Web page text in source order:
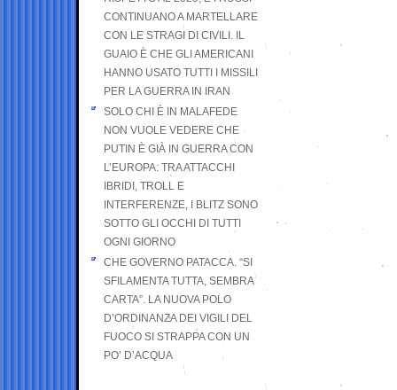
CONTINUANO A MARTELLARE
CON LE STRAGI DI CIVILI. IL
GUAIO È CHE GLI AMERICANI
HANNO USATO TUTTI I MISSILI
PER LA GUERRA IN IRAN
SOLO CHI È IN MALAFEDE
NON VUOLE VEDERE CHE
PUTIN È GIÀ IN GUERRA CON
L’EUROPA: TRA ATTACCHI
IBRIDI, TROLL E
INTERFERENZE, I BLITZ SONO
SOTTO GLI OCCHI DI TUTTI
OGNI GIORNO
CHE GOVERNO PATACCA. “SI
SFILAMENTA TUTTA, SEMBRA
CARTA”. LA NUOVA POLO
D’ORDINANZA DEI VIGILI DEL
FUOCO SI STRAPPA CON UN
PO’ D’ACQUA